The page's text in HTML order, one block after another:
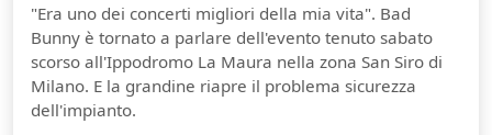
"Era uno dei concerti migliori della mia vita". Bad
Bunny è tornato a parlare dell'evento tenuto sabato
scorso all'Ippodromo La Maura nella zona San Siro di
Milano. E la grandine riapre il problema sicurezza
dell'impianto.